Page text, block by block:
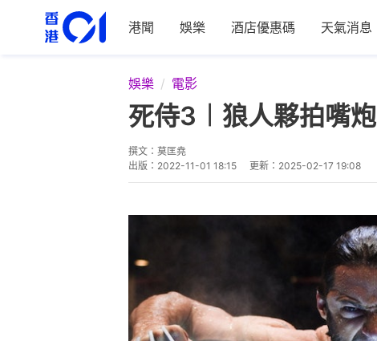
港聞 娛樂 酒店優惠碼 天氣消息
娛樂 電影
死侍3︱狼人夥拍嘴
撰文： 莫匡堯
出版： 2022-11-01 18:15 更新： 2025-02-17 19:08